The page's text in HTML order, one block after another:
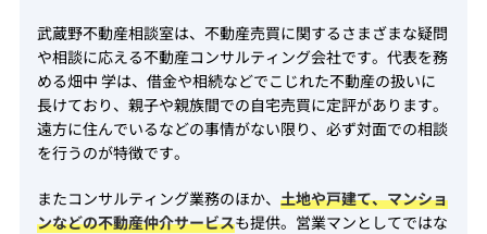
武蔵野不動産相談室は、不動産売買に関するさまざまな疑問
や相談に応える不動産コンサルティング会社です。代表を務
める畑中 学は、借金や相続などでこじれた不動産の扱いに
長けており、親子や親族間での自宅売買に定評があります。
遠方に住んでいるなどの事情がない限り、必ず対面での相談
を行うのが特徴です。
またコンサルティング業務のほか、土地や戸建て、マンショ
ンなどの不動産仲介サービスも提供。営業マンとしてではな